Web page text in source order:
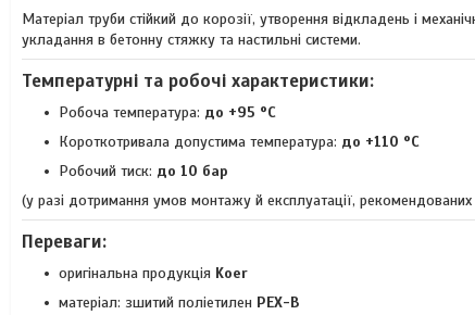
Матеріал труби стійкий до корозії, утворення відкладень і
укладання в бетонну стяжку та настильні системи.
Температурні та робочі характеристики:
Робоча температура: до +95 °C
Короткотривала допустима температура: до +110 °C
Робочий тиск: до 10 бар
(у разі дотримання умов монтажу й експлуатації,
Переваги:
оригінальна продукція Koer
матеріал: зшитий поліетилен PEX-B